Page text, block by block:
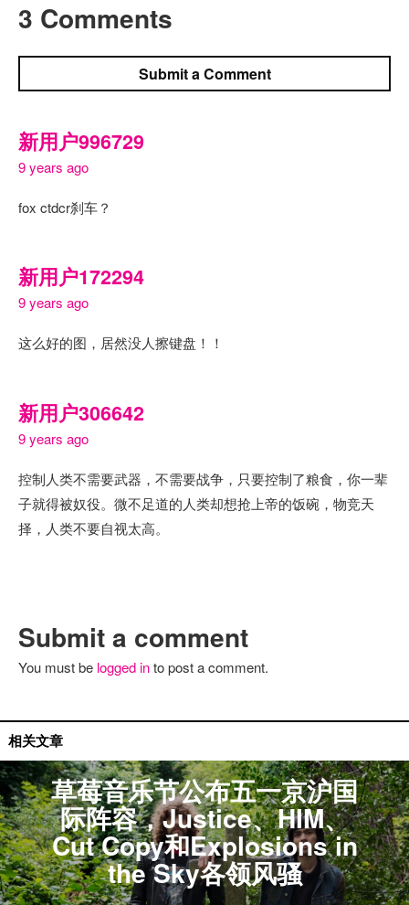
3 Comments
Submit a Comment
新用户996729
9 years ago
fox ctdcr刹车？
新用户172294
9 years ago
这么好的图，居然没人擦键盘！！
新用户306642
9 years ago
控制人类不需要武器，不需要战争，只要控制了粮食，你一辈
子就得被奴役。微不足道的人类却想抢上帝的饭碗，物竞天
择，人类不要自视太高。
Submit a comment
You must be logged into post a comment.
相关文章
草莓音乐节公布五一京沪国
际阵容，Justice、HIM、
Cut Copy和Explosions in
the Sky各领风骚
国内资讯